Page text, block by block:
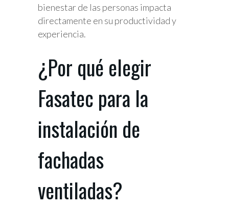
bienestar de las personas impacta
directamente en su productividad y
experiencia.
¿Por qué elegir
Fasatec para la
instalación de
fachadas
ventiladas?